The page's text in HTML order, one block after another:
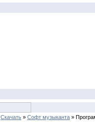
Скачать » Софт музыканта »